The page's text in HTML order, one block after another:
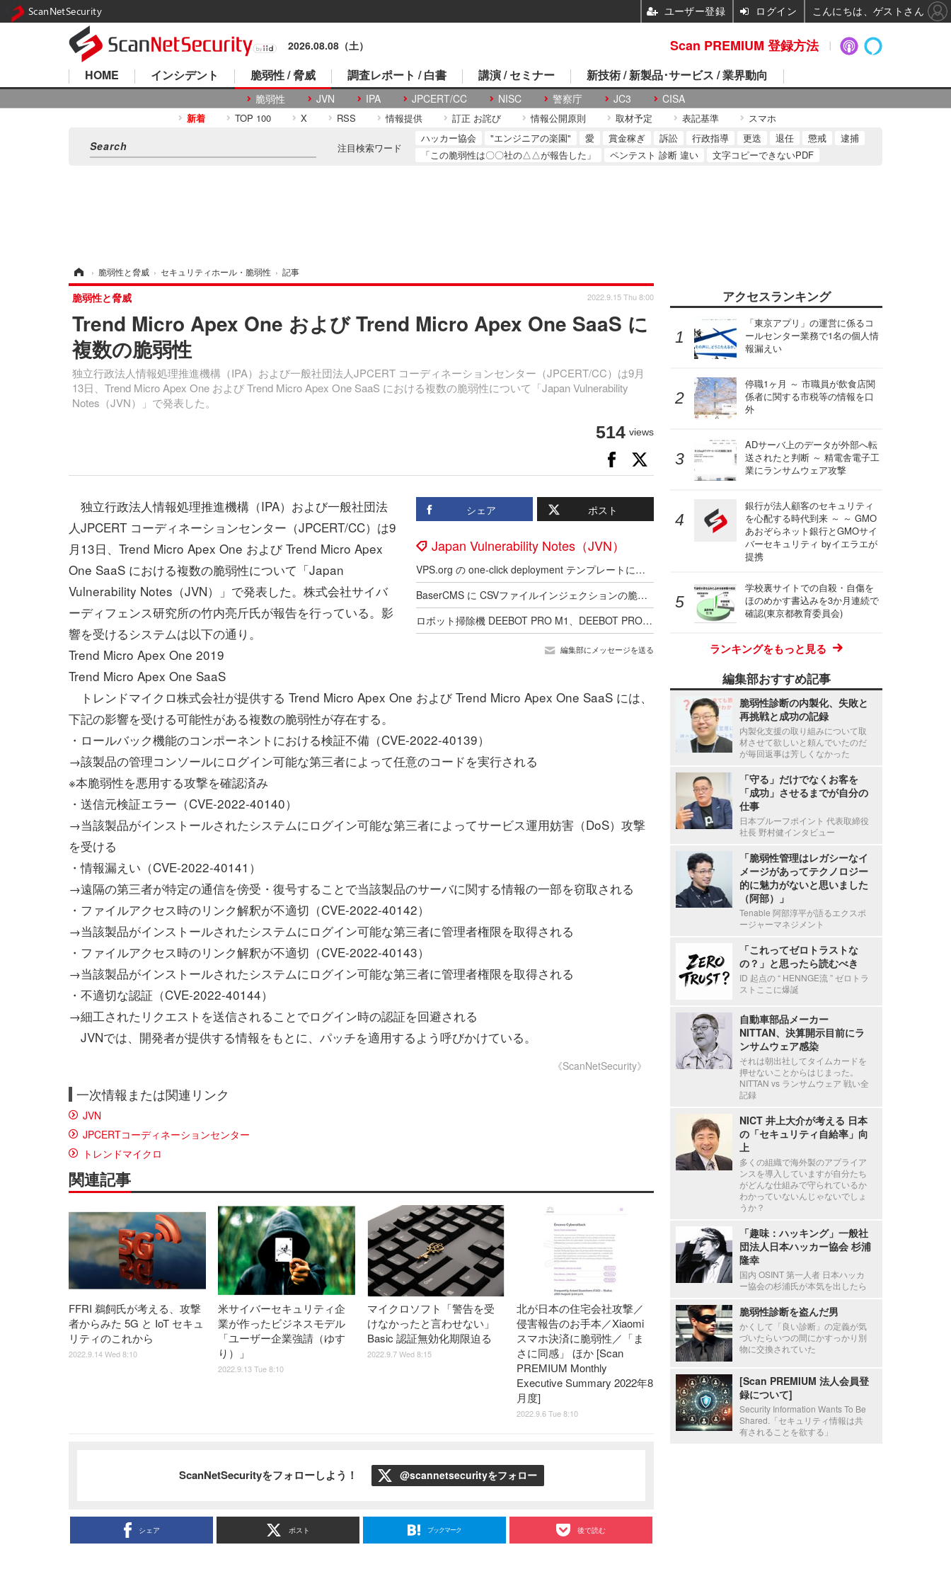
2026.08.08（土）
HOME インシデント 脆弱性 / 脅威
脆弱性 JVN IPA JPCERT/CC NISC 警察庁 JC3 CISA
調査レポート / 白書 講演 / セミナー 新技術 / 新製品･サービス / 業界動向
新着 TOP 100 X RSS 情報提供 訂正 お詫び 情報公開原則 取材予定 表記基準 スマホ
注目検索ワード
ハッカー協会 "エンジニアの楽園" 愛 賞金稼ぎ 訴訟 行政指導 更迭 退任 懲戒
逮捕
「この脆弱性は〇〇社の△△が報告した」
ペンテスト 診断 違い 文字コピーできないPDF
› 脆弱性と脅威 › セキュリティホール・脆弱性 › 記事
Trend Micro Apex One および Trend Micro Apex One SaaS に
複数の脆弱性
独立行政法人情報処理推進機構（IPA）および一般社団法人JPCERT コーディネーションセンター（JPCERT/CC）は9月
13日、Trend Micro Apex One および Trend Micro Apex One SaaS における複数の脆弱性について「Japan Vulnerability
Notes（JVN）」で発表した。
脆弱性と脅威 2022.9.15 Thu 8:00
514 views
シェア ポスト
Japan Vulnerability Notes（JVN）
VPS.org の one-click deployment テンプレートに複数の脆弱性
BaserCMS に CSVファイルインジェクションの脆弱性
ロボット掃除機 DEEBOT PRO M1、DEEBOT PRO K1VAC およびスマートフォンアプリ ECOVACS PRO に複数の脆弱性
編集部にメッセージを送る
独立行政法人情報処理推進機構（IPA）および一般社団法
人JPCERT コーディネーションセンター（JPCERT/CC）は9
月13日、Trend Micro Apex One および Trend Micro Apex
One SaaS における複数の脆弱性について「Japan
Vulnerability Notes（JVN）」で発表した。株式会社サイバ
ーディフェンス研究所の竹内亮斤氏が報告を行っている。影
響を受けるシステムは以下の通り。
Trend Micro Apex One 2019
Trend Micro Apex One SaaS
トレンドマイクロ株式会社が提供する Trend Micro Apex One および Trend Micro Apex One SaaS には、
下記の影響を受ける可能性がある複数の脆弱性が存在する。
・ロールバック機能のコンポーネントにおける検証不備（CVE-2022-40139）
→該製品の管理コンソールにログイン可能な第三者によって任意のコードを実行される
※本脆弱性を悪用する攻撃を確認済み
・送信元検証エラー（CVE-2022-40140）
→当該製品がインストールされたシステムにログイン可能な第三者によってサービス運用妨害（DoS）攻撃
を受ける
・情報漏えい（CVE-2022-40141）
→遠隔の第三者が特定の通信を傍受・復号することで当該製品のサーバに関する情報の一部を窃取される
・ファイルアクセス時のリンク解釈が不適切（CVE-2022-40142）
→当該製品がインストールされたシステムにログイン可能な第三者に管理者権限を取得される
・ファイルアクセス時のリンク解釈が不適切（CVE-2022-40143）
→当該製品がインストールされたシステムにログイン可能な第三者に管理者権限を取得される
・不適切な認証（CVE-2022-40144）
→細工されたリクエストを送信されることでログイン時の認証を回避される
JVNでは、開発者が提供する情報をもとに、パッチを適用するよう呼びかけている。
《ScanNetSecurity》
一次情報または関連リンク
JVN
JPCERTコーディネーションセンター
トレンドマイクロ
関連記事
FFRI 鵜飼氏が考える、攻撃
者からみた 5G と IoT セキュ
リティのこれから
2022.9.14 Wed 8:10
米サイバーセキュリティ企
業が作ったビジネスモデル
「ユーザー企業強請（ゆす
り）」
2022.9.13 Tue 8:10
マイクロソフト「警告を受
けなかったと言わせない」
Basic 認証無効化期限迫る
2022.9.7 Wed 8:15
北が日本の住宅会社攻撃／
侵害報告のお手本／Xiaomi
スマホ決済に脆弱性／「ま
さに同感」 ほか [Scan
PREMIUM Monthly
Executive Summary 2022年8
月度]
2022.9.6 Tue 8:10
ScanNetSecurityをフォローしよう！ @scannetsecurityをフォロー
シェア ポスト ブックマーク 後で読む
アクセスランキング
「東京アプリ」の運営に係るコ
ールセンター業務で1名の個人情
報漏えい
停職1ヶ月 ～ 市職員が飲食店関
係者に関する市税等の情報を口
外
ADサーバ上のデータが外部へ転
送されたと判断 ～ 精電舎電子工
業にランサムウェア攻撃
銀行が法人顧客のセキュリティ
を心配する時代到来 ～ ～ GMO
あおぞらネット銀行とGMOサイ
バーセキュリティ byイエラエが
提携
学校裏サイトでの自殺・自傷を
ほのめかす書込みを3か月連続で
確認(東京都教育委員会)
ランキングをもっと見る
編集部おすすめ記事
脆弱性診断の内製化、失敗と
再挑戦と成功の記録
内製化支援の取り組みについて取
材させて欲しいと頼んでいたのだ
が毎回返事は芳しくなかった
「守る」だけでなくお客を
「成功」させるまでが自分の
仕事
日本プルーフポイント 代表取締役
社長 野村健インタビュー
「脆弱性管理はレガシーなイ
メージがあってテクノロジー
的に魅力がないと思いました
（阿部）」
Tenable 阿部淳平が語るエクスポ
ージャーマネジメント
「これってゼロトラストな
の？」と思ったら読むべき
ID 起点の “ HENNGE流 ” ゼロトラ
ストここに爆誕
自動車部品メーカー
NITTAN、決算開示目前にラ
ンサムウェア感染
それは朝出社してタイムカードを
押せないことからはじまった。
NITTAN vs ランサムウェア 戦い全
記録
NICT 井上大介が考える 日本
の「セキュリティ自給率」向
上
多くの組織で海外製のアプライア
ンスを導入していますが自分たち
がどんな仕組みで守られているか
わかっていないんじゃないでしょ
うか？
「趣味：ハッキング」一般社
団法人日本ハッカー協会 杉浦
隆幸
国内 OSINT 第一人者 日本ハッカ
ー協会の杉浦氏が本気を出したら
脆弱性診断を盗んだ男
かくして「良い診断」の定義が気
づいたらいつの間にかすっかり別
物に交換されていた
[Scan PREMIUM 法人会員登
録について]
Security Information Wants To Be
Shared.「セキュリティ情報は共
有されることを欲する」
Scan PREMIUM 登録方法
ScanNetSecurity ユーザー登録 ログイン こんにちは、ゲストさん